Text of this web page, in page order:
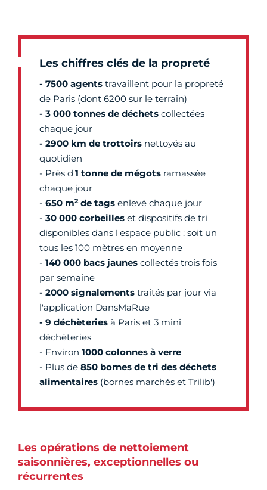
Les chiffres clés de la propreté
- 7500 agents travaillent pour la propreté
de Paris (dont 6200 sur le terrain)
- 3 000 tonnes de déchets collectées
chaque jour
- 2900 km de trottoirs nettoyés au
quotidien
- Près d'1 tonne de mégots ramassée
chaque jour
- 650 m2de tags enlevé chaque jour
- 30 000 corbeilles et dispositifs de tri
disponibles dans l'espace public : soit un
tous les 100 mètres en moyenne
- 140 000 bacs jaunes collectés trois fois
par semaine
- 2000 signalements traités par jour via
l'application DansMaRue
- 9 déchèteries à Paris et 3 mini
déchèteries
- Environ 1000 colonnes à verre
- Plus de 850 bornes de tri des déchets
alimentaires (bornes marchés et Trilib')
Les opérations de nettoiement
saisonnières, exceptionnelles ou
récurrentes